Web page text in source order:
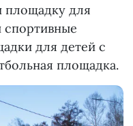
площадку для
спортивные
для детей с
площадка.